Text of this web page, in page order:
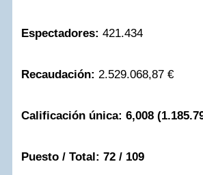
Espectadores: 421.434
Recaudación: 2.529.068,87 €
Calificación única: 6,008
Puesto / Total: 72 / 109